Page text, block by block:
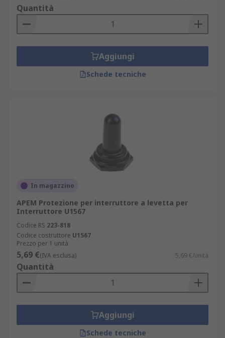
da protezione per l'interruttore. Alcune coperture
per interruttori a levetta spengono
automaticamente l'interruttore quando vengono
chiuse, mentre altre impediscono che
l'interruttore a levetta venga attivato.
Quantità
Aggiungi
Schede tecniche
In magazzino
APEM Protezione per interruttore a levetta per
Interruttore U1567
Codice RS 223-818
Codice costruttore U1567
Prezzo per 1 unità
5,69 €(IVA esclusa) 5,69 €/unità
Quantità
Aggiungi
Schede tecniche